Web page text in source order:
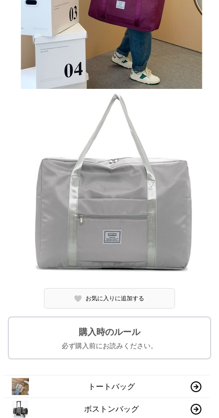
お気に入りに追加する
購入時のルール
必ず購入前にお読みください。
トートバッグ
ボストンバッグ